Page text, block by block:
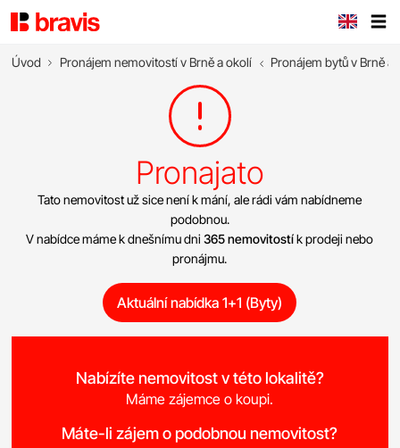
Úvod Pronájem nemovitostí v Brně a okolí Pronájem bytů v Brně a
Pronajato
Tato nemovitost už sice není k mání, ale rádi vám nabídneme
podobnou.
V nabídce máme k dnešnímu dni365 nemovitostík prodeji nebo
pronájmu.
Aktuální nabídka 1+1 (Byty)
Nabízíte nemovitost v této lokalitě?
Máme zájemce o koupi.
Máte-li zájem o podobnou nemovitost?